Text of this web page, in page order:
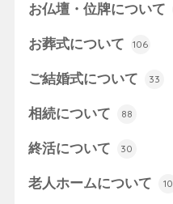
お仏壇・位牌について
お葬式について 106
ご結婚式について 33
相続について 88
終活について 30
老人ホームについて 10